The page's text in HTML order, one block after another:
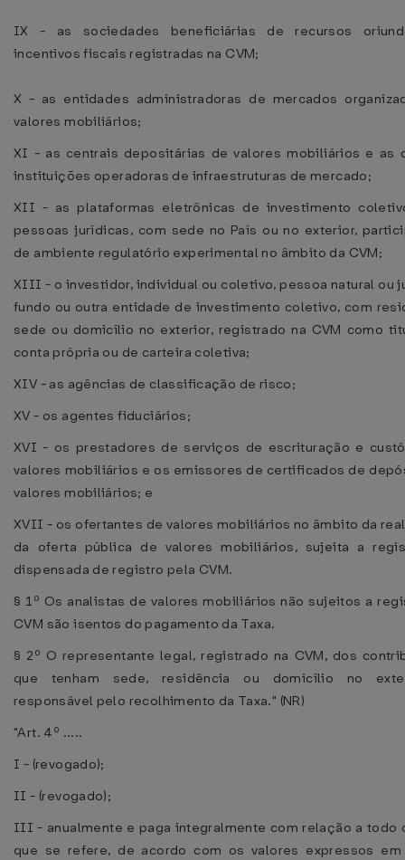
IX - as sociedades beneficiárias de recursos
incentivos fiscais registradas na CVM;
X - as entidades administradoras de mercados
valores mobiliários;
XI - as centrais depositárias de valores mobiliários e as
instituições operadoras de infraestruturas de mercado;
XII - as plataformas eletrônicas de investimento
pessoas jurídicas, com sede no País ou no exterior,
de ambiente regulatório experimental no âmbito da CVM;
XIII - o investidor, individual ou coletivo, pessoa natural ou
fundo ou outra entidade de investimento coletivo, com
sede ou domicílio no exterior, registrado na CVM como
conta própria ou de carteira coletiva;
XIV - as agências de classificação de risco;
XV - os agentes fiduciários;
XVI - os prestadores de serviços de escrituração e
valores mobiliários e os emissores de certificados de
valores mobiliários; e
XVII - os ofertantes de valores mobiliários no âmbito da
da oferta pública de valores mobiliários, sujeita a
dispensada de registro pela CVM.
§ 1º Os analistas de valores mobiliários não sujeitos a
CVM são isentos do pagamento da Taxa.
§ 2º O representante legal, registrado na CVM, dos
que tenham sede, residência ou domicílio no
responsável pelo recolhimento da Taxa." (NR)
"Art. 4º .....
I - (revogado);
II - (revogado);
III - anualmente e paga integralmente com relação a todo
que se refere, de acordo com os valores expressos